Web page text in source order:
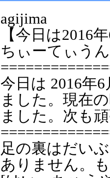
agijima
【今日は2016
ちぃーてぃう
今日は 2016年
ました。現在
ました。次も
足の裏はだい
ありません。